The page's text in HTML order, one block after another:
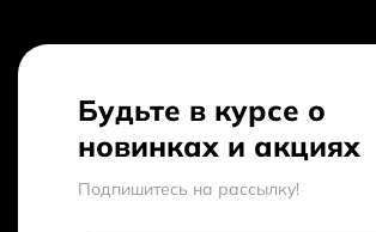
Будьте в курсе о
новинках и акциях
Подпишитесь на рассылкy!